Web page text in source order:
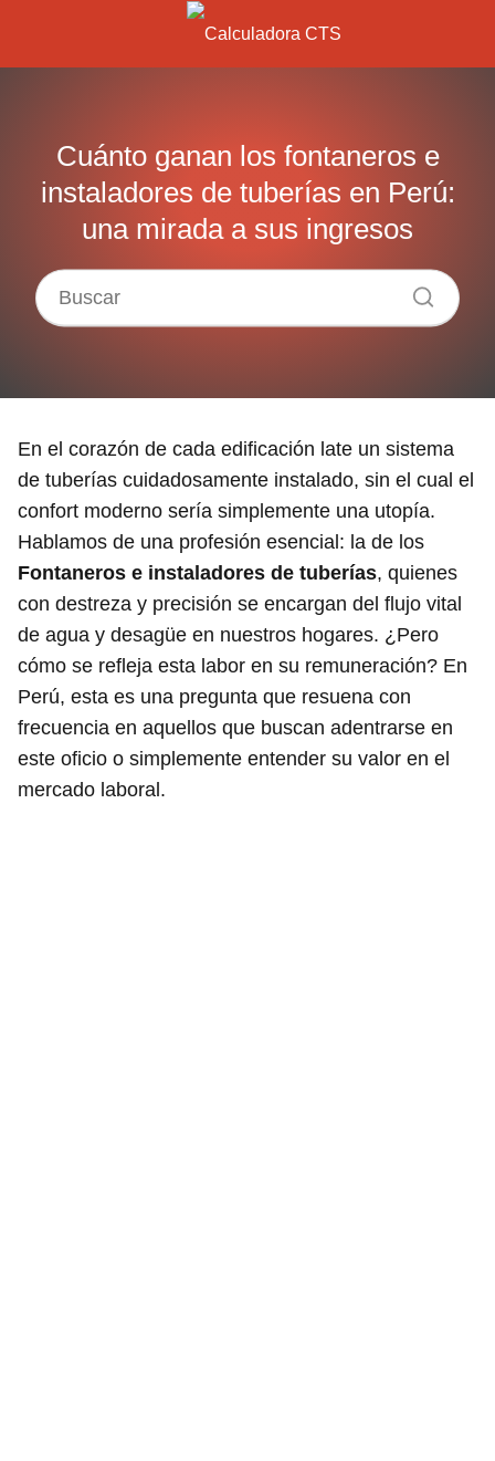
Cuánto ganan los fontaneros e
instaladores de tuberías en Perú:
una mirada a sus ingresos
En el corazón de cada edificación late un sistema
de tuberías cuidadosamente instalado, sin el cual el
confort moderno sería simplemente una utopía.
Hablamos de una profesión esencial: la de los
Fontaneros e instaladores de tuberías, quienes
con destreza y precisión se encargan del flujo vital
de agua y desagüe en nuestros hogares. ¿Pero
cómo se refleja esta labor en su remuneración? En
Perú, esta es una pregunta que resuena con
frecuencia en aquellos que buscan adentrarse en
este oficio o simplemente entender su valor en el
mercado laboral.